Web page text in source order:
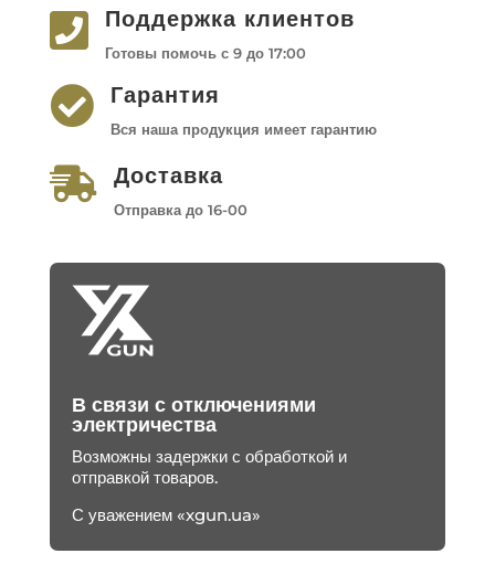
 Поддержка клиентов
Готовы помочь с 9 до 17:00
 Гарантия
Вся наша продукция имеет гарантию
 Доставка
Отправка до 16-00
В связи с отключениями
электричества
Возможны задержки с обработкой и
отправкой товаров.
С уважением «xgun.ua»